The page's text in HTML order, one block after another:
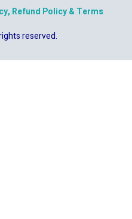
Refund Policy & Terms
reserved.